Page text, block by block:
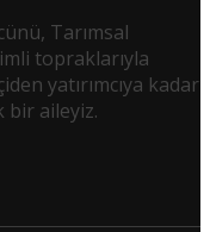
Tarımsal
topraklarıyla
yatırımcıya kadar
bir aileyiz.